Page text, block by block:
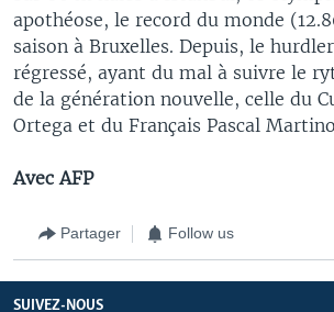
apothéose, le record du monde
saison à Bruxelles. Depuis, le
régressé, ayant du mal à suivre le
de la génération nouvelle, celle du
Ortega et du Français Pascal
Avec AFP
Partager Follow us
SUIVEZ-NOUS